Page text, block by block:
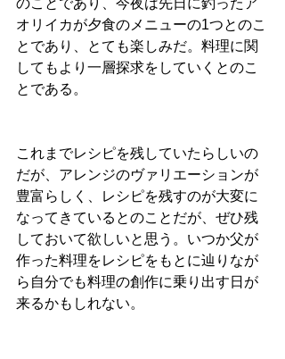
のことであり、今夜は先日に釣ったア
オリイカが夕食のメニューの1つとのこ
とであり、とても楽しみだ。料理に関
してもより一層探求をしていくとのこ
とである。
これまでレシピを残していたらしいの
だが、アレンジのヴァリエーションが
豊富らしく、レシピを残すのが大変に
なってきているとのことだが、ぜひ残
しておいて欲しいと思う。いつか父が
作った料理をレシピをもとに辿りなが
ら自分でも料理の創作に乗り出す日が
来るかもしれない。